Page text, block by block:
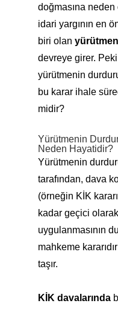
doğmasına
idari yargının en
biri olan
devreye girer.
yürütmenin
bu karar ihale
midir?
Yürütmenin
Neden Hayatidir?
Yürütmenin
tarafından, dava
(örneğin KİK
kadar geçici
uygulanmasının
mahkeme
taşır.
KİK davalarında